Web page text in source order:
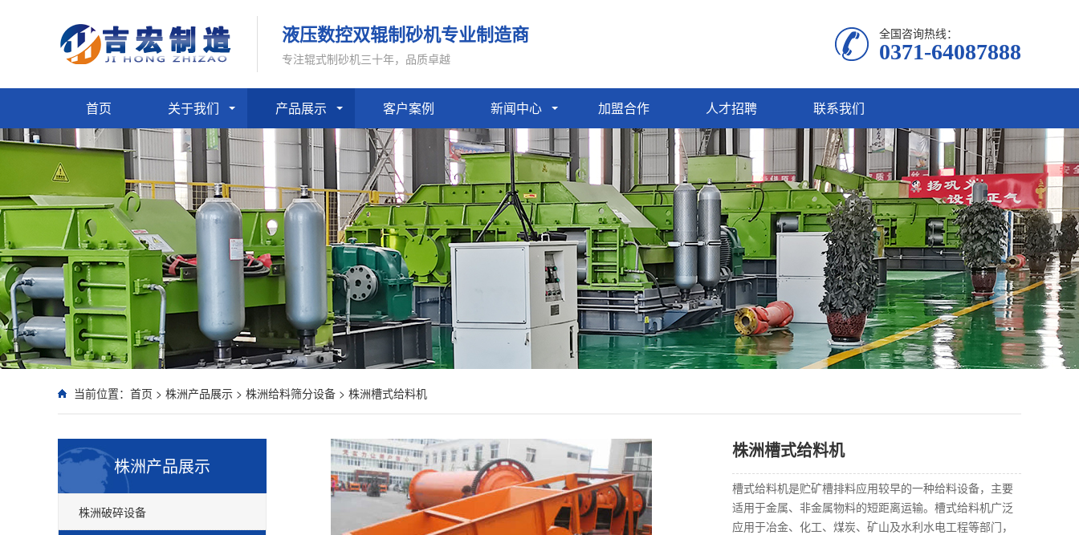
液压数控双辊制砂机专业制造商
专注辊式制砂机三十年，品质卓越
全国咨询热线：
0371-64087888
首页 关于我们 产品展示 客户案例 新闻中心 加盟合作 人才招聘 联系我们
当前位置： 首页 > 株洲产品展示 > 株洲给料筛分设备 > 株洲槽式给料机
株洲产品展示
株洲破碎设备
株洲槽式给料机
槽式给料机是贮矿槽排料应用较早的一种给料设备，主要
适用于金属、非金属物料的短距离运输。槽式给料机广泛
应用于冶金、化工、煤炭、矿山及水利水电工程等部门，